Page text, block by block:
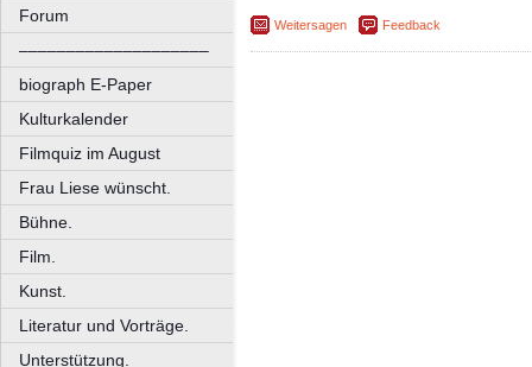
Forum
––––––––––––––––––––
biograph E-Paper
Kulturkalender
Filmquiz im August
Frau Liese wünscht.
Bühne.
Film.
Kunst.
Literatur und Vorträge.
Unterstützung.
Weitersagen Feedback